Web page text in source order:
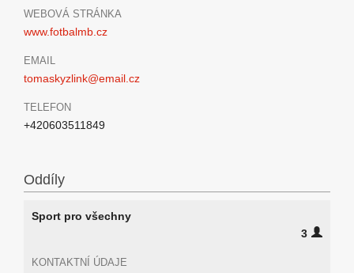
WEBOVÁ STRÁNKA
www.fotbalmb.cz
EMAIL
tomaskyzlink@email.cz
TELEFON
+420603511849
Oddíly
Sport pro všechny
3
KONTAKTNÍ ÚDAJE